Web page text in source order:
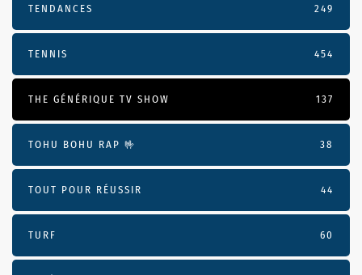
TENDANCES 249
TENNIS 454
THE GÉNÉRIQUE TV SHOW 137
TOHU BOHU RAP 🤟 38
TOUT POUR RÉUSSIR 44
TURF 60